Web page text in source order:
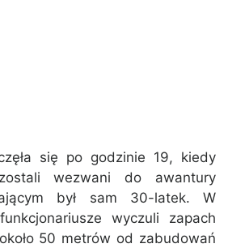
się po godzinie 19, kiedy
wezwani do awantury
był sam 30-latek. W
wyczuli zapach
50 metrów od zabudowań